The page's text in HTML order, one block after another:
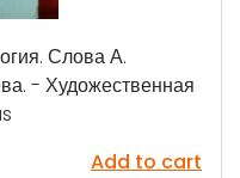
Слова А.
- Художественная
Add to cart